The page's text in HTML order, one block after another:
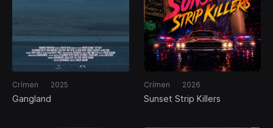
Crímen 2025
Gangland
Crímen 2026
Sunset Strip Killers